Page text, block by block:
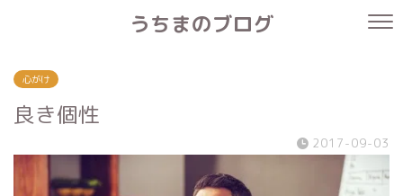
うちまのブログ
心がけ
良き個性
2017-09-03